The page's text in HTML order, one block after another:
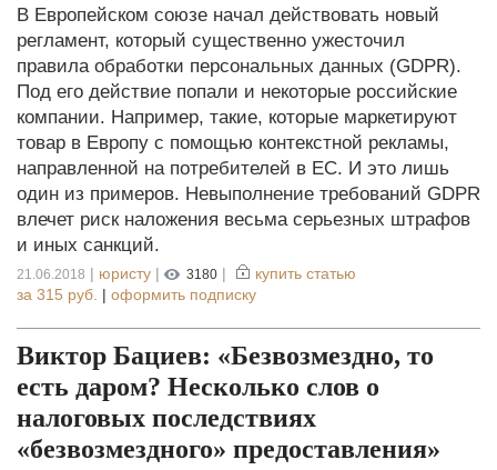
В Европейском союзе начал действовать новый
регламент, который существенно ужесточил
правила обработки персональных данных (GDPR).
Под его действие попали и некоторые российские
компании. Например, такие, которые маркетируют
товар в Европу с помощью контекстной рекламы,
направленной на потребителей в ЕС. И это лишь
один из примеров. Невыполнение требований GDPR
влечет риск наложения весьма серьезных штрафов
и иных санкций.
21.06.2018 | юристу | 3180 |
купить статью
за 315 руб. | оформить подписку
Виктор Бациев: «Безвозмездно, то
есть даром? Несколько слов о
налоговых последствиях
«безвозмездного» предоставления»